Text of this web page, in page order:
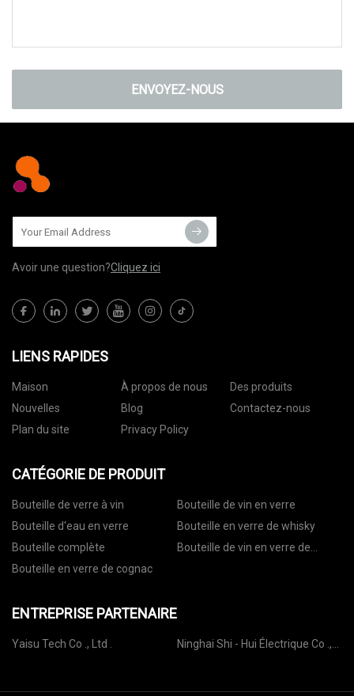
ENVOYEZ-NOUS
Avoir une question?Cliquez ici
LIENS RAPIDES
Maison À propos de nous
Des produits
Nouvelles
Blog
Contactez-nous
Plan du site
Privacy Policy
CATÉGORIE DE PRODUIT
Bouteille de verre à vin
Bouteille de vin en verre
Bouteille d'eau en verre
Bouteille en verre de whisky
Bouteille complète
Bouteille de vin en verre de
Bouteille en verre de cognac
ENTREPRISE PARTENAIRE
Yaisu Tech Co ., Ltd .
Ninghai Shi - Hui Électrique Co .,